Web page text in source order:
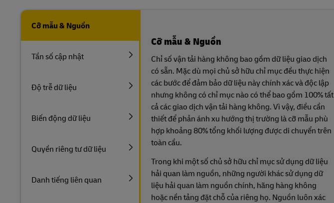
Cỡ mẫu & Nguồn
Tần số cập nhật
Độ trễ dữ liệu
Biến động dữ liệu
Quyền riêng tư dữ liệu
Danh tiếng liên quan
Cỡ mẫu & Nguồn
Chỉ số vận tải hàng không bao gồm dữ liệu giao dịch
có sẵn. Mặc dù mọi chủ sở hữu chỉ mục đều thực hiện
các bước để đảm bảo dữ liệu này chính xác và độc lập
nhưng không có chỉ mục nào có thể bao gồm 100% tất
cả các giao dịch vận tải hàng không. Vì vậy, điều cần
thiết để phản ánh xu hướng thị trường là cỡ mẫu phù
hợp khoảng 80% tổng khối lượng được di chuyển trên
toàn cầu.
Trong khi một số chủ sở hữu chỉ mục sử dụng dữ liệu
hải quan làm nguồn, những người khác sử dụng dữ
liệu hải quan làm nguồn chính, hãng hàng không
hoặc nền tảng đặt chỗ của riêng họ. Nguồn luôn xác